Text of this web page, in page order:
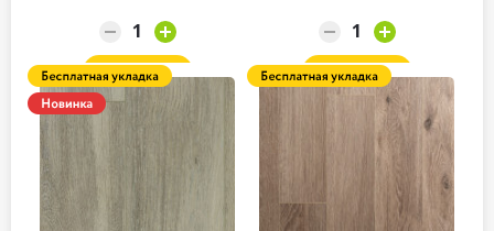
Заказать Заказать